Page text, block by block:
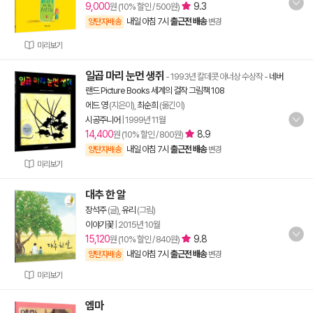
미리보기
9,000원 (10% 할인 / 500원) 9.3
양탄자배송 내일 아침 7시 출근전 배송 변경
미리보기
일곱 마리 눈먼 생쥐 - 1993년 칼데콧 아너상 수상작- 네버
랜드 Picture Books 세계의 걸작 그림책 108
에드 영(지은이), 최순희 (옮긴이)
시공주니어 1999년 11월
14,400원 (10% 할인 / 800원) 8.9
양탄자배송 내일 아침 7시 출근전 배송 변경
미리보기
대추 한 알
장석주(글), 유리 (그림)
이야기꽃| 2015년 10월
15,120원 (10% 할인 / 840원) 9.8
양탄자배송 내일 아침 7시 출근전 배송 변경
엠마